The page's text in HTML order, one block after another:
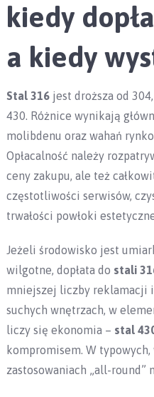
kiedy
a kiedy
Stal 316jest droższa od
430. Różnice wynikają
molibdenu oraz wahań
Opłacalność należy
ceny zakupu, ale też
częstotliwości serwisów,
trwałości powłoki
Jeżeli środowisko jest
wilgotne, dopłata do stali
mniejszej liczby reklamacji i
suchych wnętrzach, w
liczy się ekonomia – stal
kompromisem. W
zastosowaniach „all-round”